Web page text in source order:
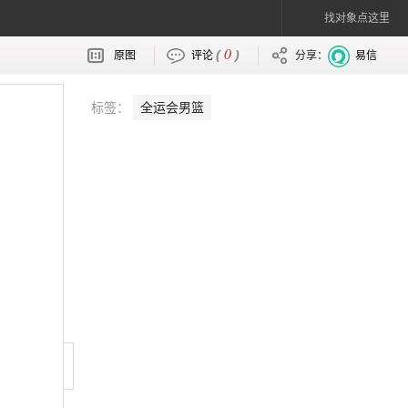
找对象点这里
原图 评论 (0 ) 分享： 易信
标签： 全运会男篮